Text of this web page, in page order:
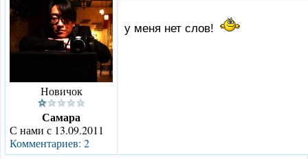
Новичок
Самара
С нами с 13.09.2011
Комментариев: 2
у меня нет слов!